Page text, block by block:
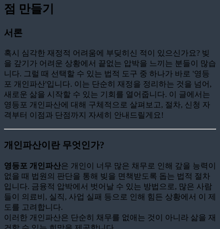
점 만들기
서론
혹시 심각한 재정적 어려움에 부딪히신 적이 있으신가요? 빚
을 갚기가 어려운 상황에서 끝없는 압박을 느끼는 분들이 많습
니다. 그럴 때 선택할 수 있는 법적 도구 중 하나가 바로 '영등
포 개인파산'입니다. 이는 단순히 재정을 정리하는 것을 넘어,
새로운 삶을 시작할 수 있는 기회를 열어줍니다. 이 글에서는
영등포 개인파산에 대해 구체적으로 살펴보고, 절차, 신청 자
격부터 이점과 단점까지 자세히 안내드릴게요!
개인파산이란 무엇인가?
영등포 개인파산은 개인이 너무 많은 채무로 인해 갚을 능력이
없을 때 법원의 판단을 통해 빚을 면책받도록 돕는 법적 절차
입니다. 금융적 압박에서 벗어날 수 있는 방법으로, 많은 사람
들이 의료비, 실직, 사업 실패 등으로 인해 힘든 상황에서 이 제
도를 고려합니다.
이러한 개인파산은 단순히 채무를 없애는 것이 아니라 삶을 재